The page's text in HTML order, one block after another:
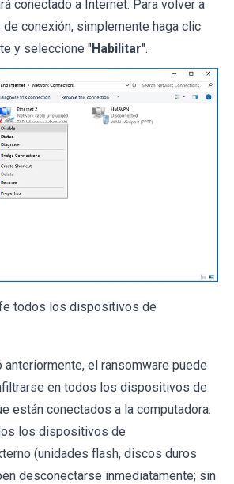
conectado a Internet. Para volver a
conexión, simplemente haga clic
y seleccione "Habilitar".
todos los dispositivos de
anteriormente, el ransomware puede
en todos los dispositivos de
están conectados a la computadora.
los dispositivos de
(unidades flash, discos duros
desconectarse inmediatamente; sin